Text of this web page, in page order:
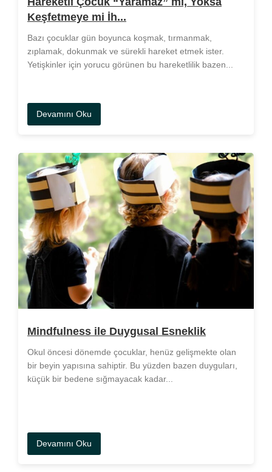
Keşfetmeye mi İh...
Bazı çocuklar gün boyunca koşmak, tırmanmak,
zıplamak, dokunmak ve sürekli hareket etmek ister.
Yetişkinler için yorucu görünen bu hareketlilik bazen...
Devamını Oku
Mindfulness ile Duygusal Esneklik
Okul öncesi dönemde çocuklar, henüz gelişmekte olan
bir beyin yapısına sahiptir. Bu yüzden bazen duyguları,
küçük bir bedene sığmayacak kadar...
Devamını Oku